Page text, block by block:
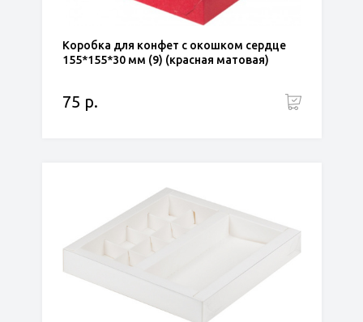
Коробка для конфет с окошком сердце
155*155*30 мм (9) (красная матовая)
75 р.